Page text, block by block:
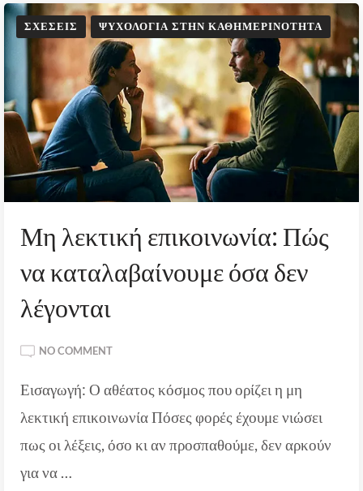
ΣΧΈΣΕΙΣ ΨΥΧΟΛΟΓΊΑ ΣΤΗΝ ΚΑΘΗΜΕΡΙΝΌΤΗΤΑ
Μη λεκτική επικοινωνία: Πώς
να καταλαβαίνουμε όσα δεν
λέγονται
NO COMMENTON
ΛΕΚΤΙΚΉ
ΠΏΣ
ΝΑ
ΚΑΤΑΛΑΒΑΊΝΟΥΜΕ
Εισαγωγή: Ο αθέατος κόσμος που ορίζει η μη
λεκτική επικοινωνία Πόσες φορές έχουμε νιώσει
πως οι λέξεις, όσο κι αν προσπαθούμε, δεν αρκούν
για να …